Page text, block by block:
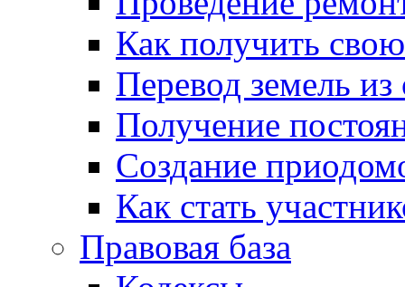
Как получить
Перевод земель
Получение
Создание
Как стать
Правовая база